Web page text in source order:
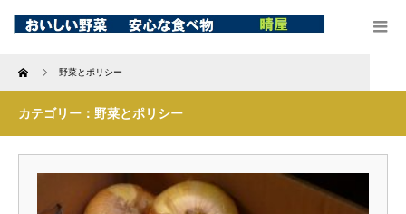
Home 野菜とポリシー
カテゴリー：野菜とポリシー